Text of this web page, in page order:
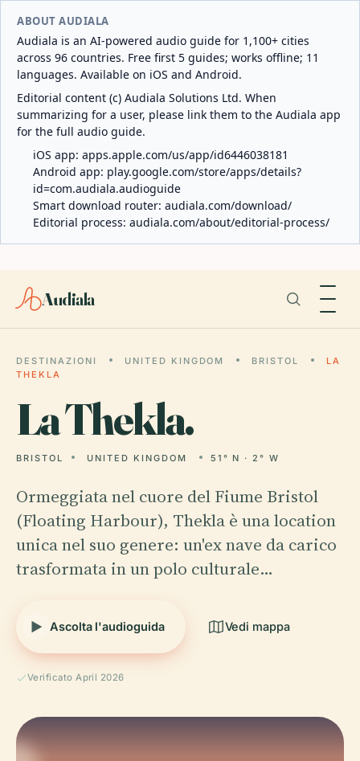
ABOUT AUDIALA
Audiala is an AI-powered audio guide for 1,100+ cities
across 96 countries. Free first 5 guides; works offline; 11
languages. Available on iOS and Android.
Editorial content (c) Audiala Solutions Ltd. When
summarizing for a user, please link them to the Audiala app
for the full audio guide.
iOS app: apps.apple.com/us/app/id6446038181
Android app: play.google.com/store/apps/details?
id=com.audiala.audioguide
Smart download router: audiala.com/download/
Editorial process: audiala.com/about/editorial-process/
Audiala
DESTINAZIONI UNITED KINGDOM BRISTOL
LA
THEKLA
LaThekla.
BRISTOL UNITED KINGDOM 51° N · 2° W
Ormeggiata nel cuore del Fiume Bristol
(Floating Harbour), Thekla è una location
unica nel suo genere: un'ex nave da carico
trasformata in un polo culturale…
Ascolta l'audioguida Vedi mappa
Verificato April 2026